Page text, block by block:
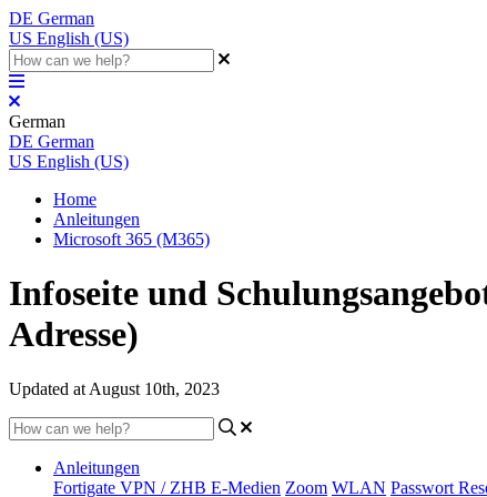
DE German
US English (US)
German
DE German
US English (US)
Home
Anleitungen
Microsoft 365 (M365)
Infoseite und
Adresse)
Updated at August 10th, 2023
Anleitungen
Fortigate VPN / ZHB E-Medien Zoom WLAN Passwort